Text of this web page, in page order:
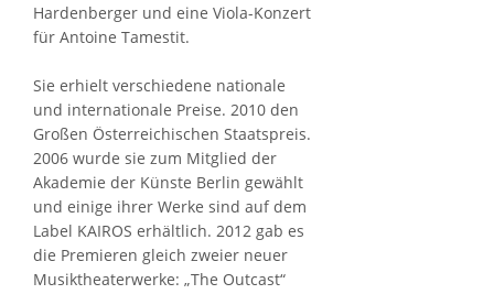
Hardenberger und eine Viola-Konzert
für Antoine Tamestit.
Sie erhielt verschiedene nationale
und internationale Preise. 2010 den
Großen Österreichischen Staatspreis.
2006 wurde sie zum Mitglied der
Akademie der Künste Berlin gewählt
und einige ihrer Werke sind auf dem
Label KAIROS erhältlich. 2012 gab es
die Premieren gleich zweier neuer
Musiktheaterwerke: „The Outcast“